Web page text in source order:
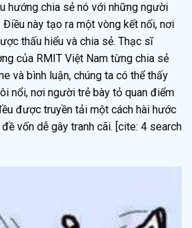
hướng chia sẻ nó với những người
Điều này tạo ra một vòng kết nối, nơi
thấu hiểu và chia sẻ. Thạc sĩ
của RMIT Việt Nam từng chia sẻ
và bình luận, chúng ta có thể thấy
nổi, nơi người trẻ bày tỏ quan điểm
được truyền tải một cách hài hước
vốn dễ gây tranh cãi. [cite: 4 search